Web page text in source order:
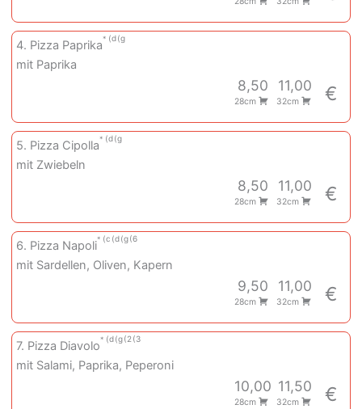
4. Pizza Paprika
d g
mit Paprika
8,50
28cm
11,00
32cm €
5. Pizza Cipolla
d g
mit Zwiebeln
8,50
28cm
11,00
32cm €
6. Pizza Napoli
c d g 6
mit Sardellen, Oliven, Kapern
9,50
28cm
11,00
32cm €
7. Pizza Diavolo
d g 2 3
mit Salami, Paprika, Peperoni
10,00
28cm
11,50
32cm €